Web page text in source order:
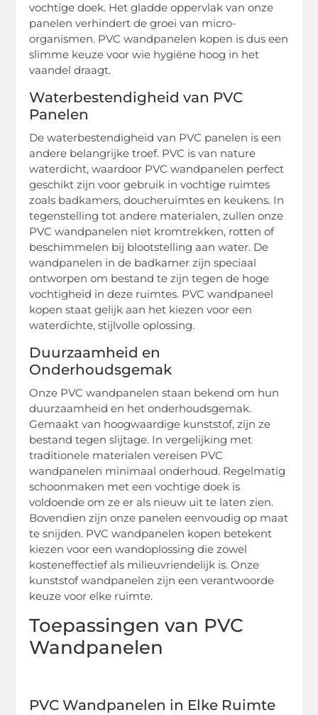
vochtige doek. Het gladde oppervlak van onze
panelen verhindert de groei van micro-
organismen. PVC wandpanelen kopen is dus een
slimme keuze voor wie hygiëne hoog in het
vaandel draagt.
Waterbestendigheid van PVC
Panelen
De waterbestendigheid van PVC panelen is een
andere belangrijke troef. PVC is van nature
waterdicht, waardoor PVC wandpanelen perfect
geschikt zijn voor gebruik in vochtige ruimtes
zoals badkamers, doucheruimtes en keukens. In
tegenstelling tot andere materialen, zullen onze
PVC wandpanelen niet kromtrekken, rotten of
beschimmelen bij blootstelling aan water. De
wandpanelen in de badkamer zijn speciaal
ontworpen om bestand te zijn tegen de hoge
vochtigheid in deze ruimtes. PVC wandpaneel
kopen staat gelijk aan het kiezen voor een
waterdichte, stijlvolle oplossing.
Duurzaamheid en
Onderhoudsgemak
Onze PVC wandpanelen staan bekend om hun
duurzaamheid en het onderhoudsgemak.
Gemaakt van hoogwaardige kunststof, zijn ze
bestand tegen slijtage. In vergelijking met
traditionele materialen vereisen PVC
wandpanelen minimaal onderhoud. Regelmatig
schoonmaken met een vochtige doek is
voldoende om ze er als nieuw uit te laten zien.
Bovendien zijn onze panelen eenvoudig op maat
te snijden. PVC wandpanelen kopen betekent
kiezen voor een wandoplossing die zowel
kosteneffectief als milieuvriendelijk is. Onze
kunststof wandpanelen zijn een verantwoorde
keuze voor elke ruimte.
Toepassingen van PVC
Wandpanelen
PVC Wandpanelen in Elke Ruimte